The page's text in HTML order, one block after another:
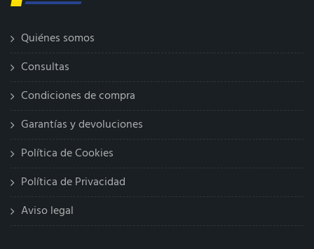
Quiénes somos
Consultas
Condiciones de compra
Garantías y devoluciones
Política de Cookies
Política de Privacidad
Aviso legal